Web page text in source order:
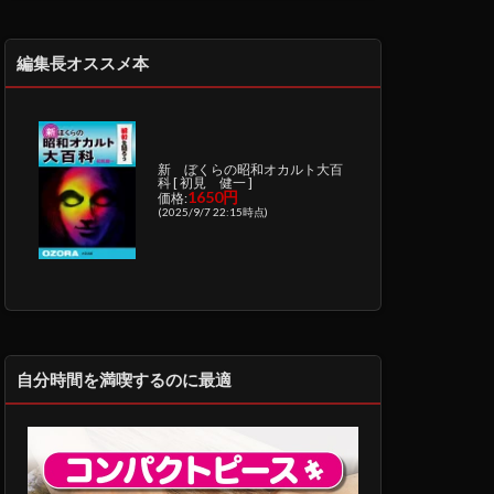
編集長オススメ本
新 ぼくらの昭和オカルト大百
科 [ 初見 健一 ]
価格:1650円
(2025/9/7 22:15時点)
自分時間を満喫するのに最適